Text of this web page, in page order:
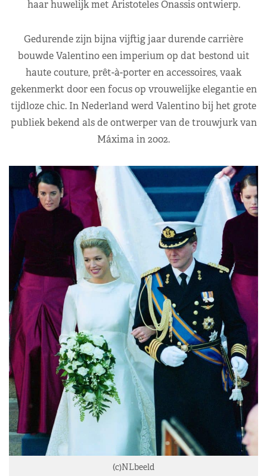
haar huwelijk met Aristoteles Onassis ontwierp.
Gedurende zijn bijna vijftig jaar durende carrière
bouwde Valentino een imperium op dat bestond uit
haute couture, prêt-à-porter en accessoires, vaak
gekenmerkt door een focus op vrouwelijke elegantie en
tijdloze chic. In Nederland werd Valentino bij het grote
publiek bekend als de ontwerper van de trouwjurk van
Máxima in 2002.
(c)NLbeeld